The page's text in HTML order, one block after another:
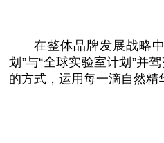
在整体品牌发展战略
划”与“全球实验室计划”并
的方式，运用每一滴自然精